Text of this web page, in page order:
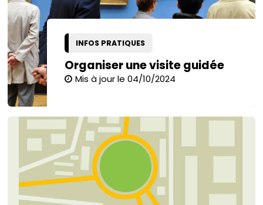
INFOS PRATIQUES
Organiser une visite guidée
Mis à jour le 04/10/2024